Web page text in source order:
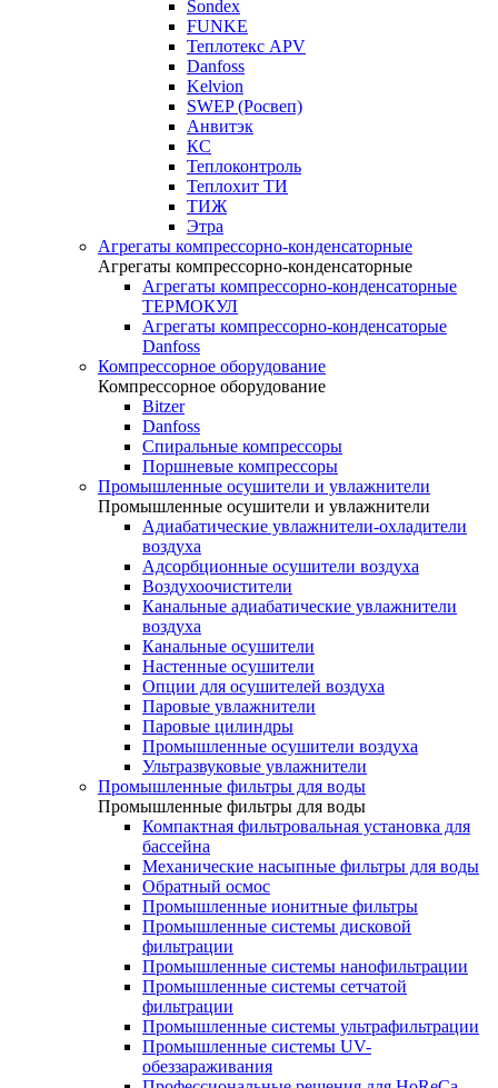
Sondex
FUNKE
Теплотекс APV
Danfoss
Kelvion
SWEP (Росвеп)
Анвитэк
КС
Теплоконтроль
Теплохит ТИ
ТИЖ
Этра
Агрегаты компрессорно-конденсаторные
Агрегаты компрессорно-конденсаторные
Агрегаты компрессорно-конденсаторные
ТЕРМОКУЛ
Агрегаты компрессорно-конденсаторые
Danfoss
Компрессорное оборудование
Компрессорное оборудование
Bitzer
Danfoss
Спиральные компрессоры
Поршневые компрессоры
Промышленные осушители и увлажнители
Промышленные осушители и увлажнители
Адиабатические увлажнители-охладители
воздуха
Адсорбционные осушители воздуха
Воздухоочистители
Канальные адиабатические увлажнители
воздуха
Канальные осушители
Настенные осушители
Опции для осушителей воздуха
Паровые увлажнители
Паровые цилиндры
Промышленные осушители воздуха
Ультразвуковые увлажнители
Промышленные фильтры для воды
Промышленные фильтры для воды
Компактная фильтровальная установка для
бассейна
Механические насыпные фильтры для воды
Обратный осмос
Промышленные ионитные фильтры
Промышленные системы дисковой
фильтрации
Промышленные системы нанофильтрации
Промышленные системы сетчатой
фильтрации
Промышленные системы ультрафильтрации
Промышленные системы UV-
обеззараживания